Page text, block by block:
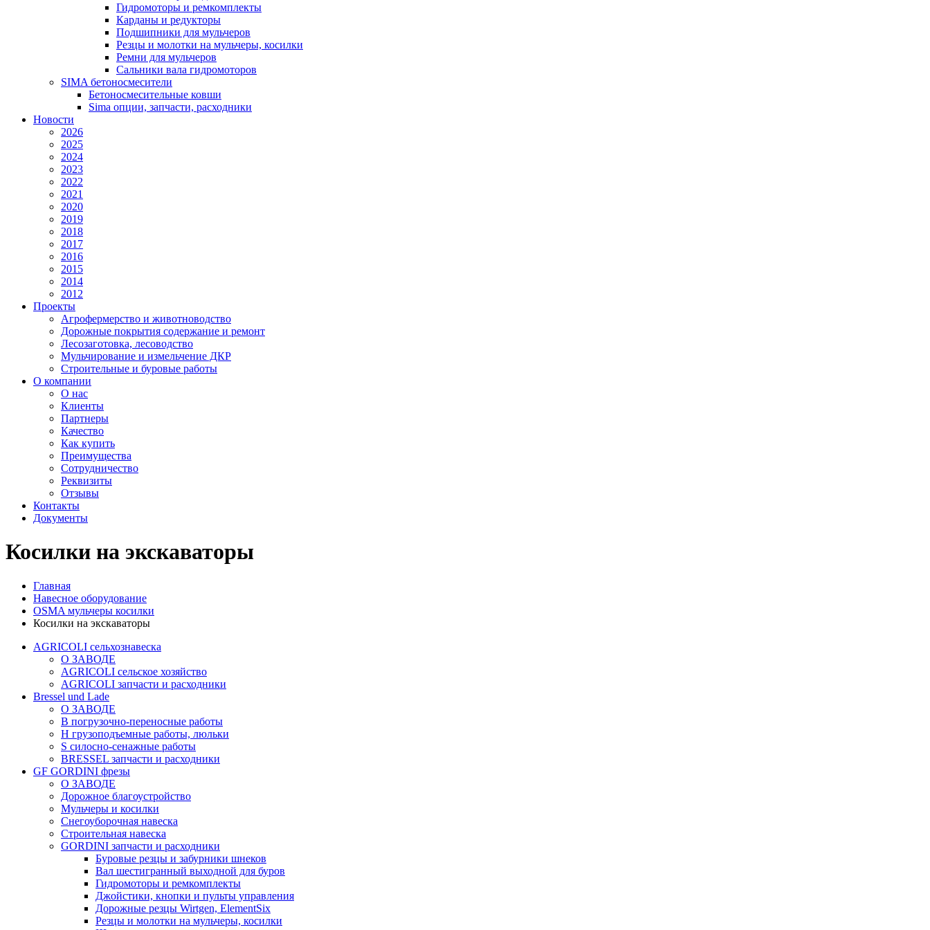
Гидромоторы и ремкомплекты
Карданы и редукторы
Подшипники для мульчеров
Резцы и молотки на мульчеры, косилки
Ремни для мульчеров
Сальники вала гидромоторов
SIMA бетоносмесители
Бетоносмесительные ковши
Sima опции, запчасти, расходники
Новости
2026
2025
2024
2023
2022
2021
2020
2019
2018
2017
2016
2015
2014
2012
Проекты
Агрофермерство и животноводство
Дорожные покрытия содержание и ремонт
Лесозаготовка, лесоводство
Мульчирование и измельчение ДКР
Строительные и буровые работы
О компании
О нас
Клиенты
Партнеры
Качество
Как купить
Преимущества
Сотрудничество
Реквизиты
Отзывы
Контакты
Документы
Косилки на экскаваторы
Главная
Навесное оборудование
OSMA мульчеры косилки
Косилки на экскаваторы
AGRICOLI сельхознавеска
О ЗАВОДЕ
AGRICOLI сельское хозяйство
AGRICOLI запчасти и расходники
Bressel und Lade
О ЗАВОДЕ
B погрузочно-переносные работы
H грузоподъемные работы, люльки
S силосно-сенажные работы
BRESSEL запчасти и расходники
GF GORDINI фрезы
О ЗАВОДЕ
Дорожное благоустройство
Мульчеры и косилки
Снегоуборочная навеска
Строительная навеска
GORDINI запчасти и расходники
Буровые резцы и забурники шнеков
Вал шестигранный выходной для буров
Гидромоторы и ремкомплекты
Джойстики, кнопки и пульты управления
Дорожные резцы Wirtgen, ElementSix
Резцы и молотки на мульчеры, косилки